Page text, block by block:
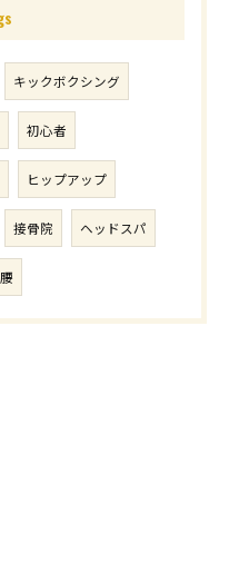
キックボクシング
初心者
ヒップアップ
接骨院 ヘッドスパ